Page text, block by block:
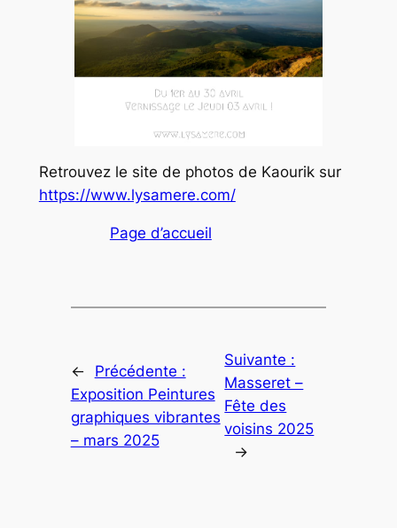
Retrouvez le site de photos de Kaourik sur
https://www.lysamere.com/
Page d’accueil
←
Précédente :
Exposition Peintures
graphiques vibrantes
– mars 2025
Suivante :
Masseret –
Fête des
voisins 2025
→